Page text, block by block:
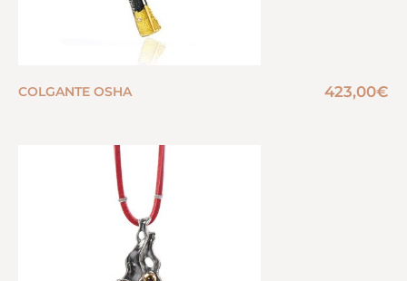
COLGANTE OSHA 423,00€